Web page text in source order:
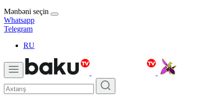
Mənbəni seçin
Whatsapp
Telegram
RU